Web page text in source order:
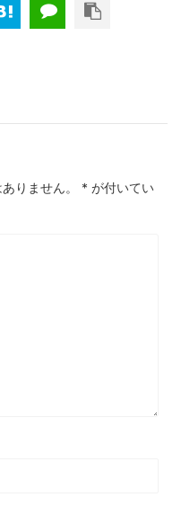
りません。 * が付いてい